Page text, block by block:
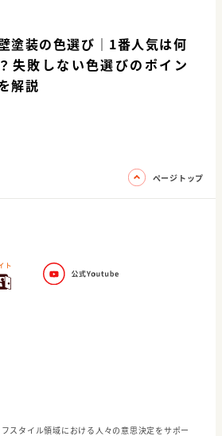
塗装の色選び｜1番人気は何
失敗しない色選びのポイン
解説
ページトップ
スタイル領域における人々の意思決定をサポー